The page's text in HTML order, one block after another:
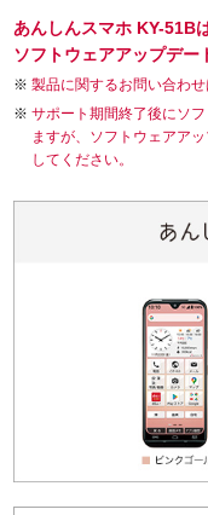
あんしんスマホ KY-51B
ソフトウェアアップデー
製品に関するお問い合わ
サポート期間終了後にソ
ますが、ソフトウェアア
してください。